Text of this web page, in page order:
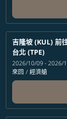
吉隆坡 (KUL) 前
台北 (TPE)
2026/10/09 - 2026/
來回 / 經濟艙